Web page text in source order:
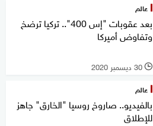
عالم
بعد عقوبات "إس 400".. تركيا ترضخ
وتفاوض أميركا
l 30 ديسمبر 2020
عالم
بالفيديو.. صاروخ روسيا "الخارق" جاهز
للإطلاق